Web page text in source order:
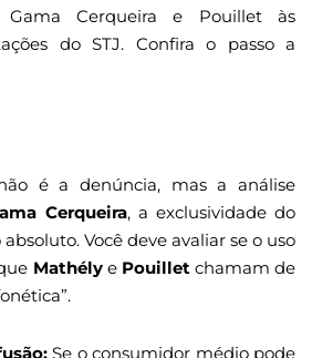
Cerqueira e Pouillet às
do STJ. Confira o passo a
é a denúncia, mas a análise
Cerqueira, a exclusividade do
Você deve avaliar se o uso
Mathélye Pouilletchamam de
Se o consumidor médio pode